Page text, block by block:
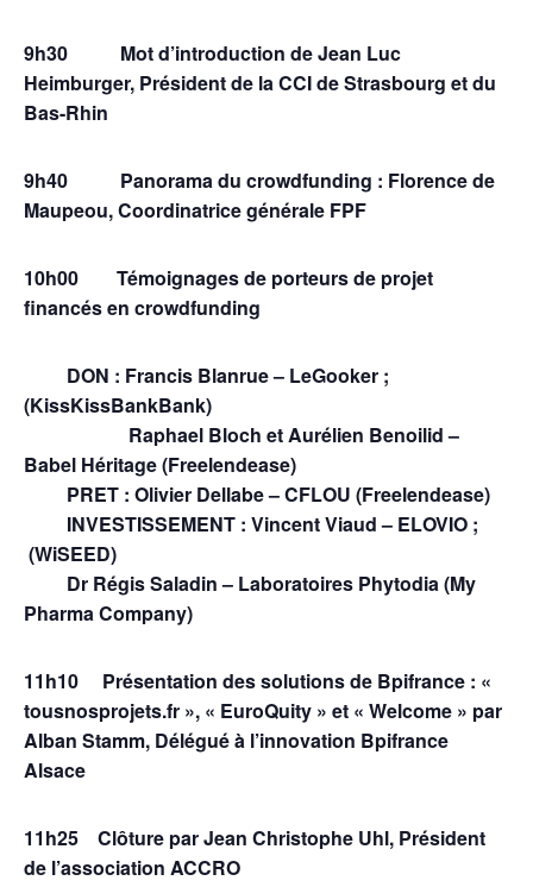
9h30 Mot d’introduction de Jean Luc
Heimburger, Président de la CCI de Strasbourg et du
Bas-Rhin
9h40 Panorama du crowdfunding : Florence de
Maupeou, Coordinatrice générale FPF
10h00 Témoignages de porteurs de projet
financés en crowdfunding
DON : Francis Blanrue – LeGooker ;
(KissKissBankBank)
Raphael Bloch et Aurélien Benoilid –
Babel Héritage (Freelendease)
PRET : Olivier Dellabe – CFLOU (Freelendease)
INVESTISSEMENT : Vincent Viaud – ELOVIO ;
(WiSEED)
Dr Régis Saladin – Laboratoires Phytodia (My
Pharma Company)
11h10 Présentation des solutions de Bpifrance : «
tousnosprojets.fr », « EuroQuity » et « Welcome » par
Alban Stamm, Délégué à l’innovation Bpifrance
Alsace
11h25 Clôture par Jean Christophe Uhl, Président
de l’association ACCRO